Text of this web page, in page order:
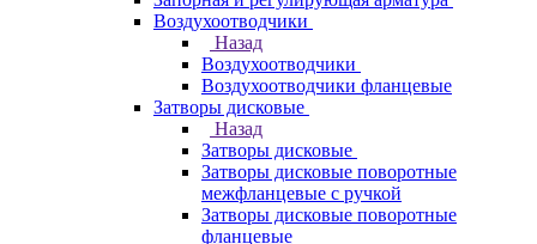
Воздухоотводчики
Назад
Воздухоотводчики
Воздухоотводчики фланцевые
Затворы дисковые
Назад
Затворы дисковые
Затворы дисковые поворотные
межфланцевые с ручкой
Затворы дисковые поворотные
фланцевые